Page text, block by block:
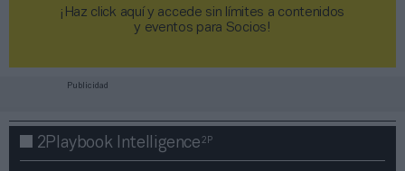
¡Haz click aquí y accede sin límites a contenidos
y eventos para Socios!​​​​​​​
Publicidad
2Playbook Intelligence2P